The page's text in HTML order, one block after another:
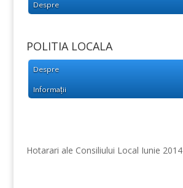
Despre
POLITIA LOCALA
Despre
Informații
Hotarari ale Consiliului Local Iunie 2014